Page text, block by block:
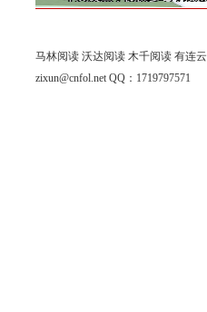
马林阅读 沃达阅读 木千阅读 有连云
zixun@cnfol.net QQ：1719797571